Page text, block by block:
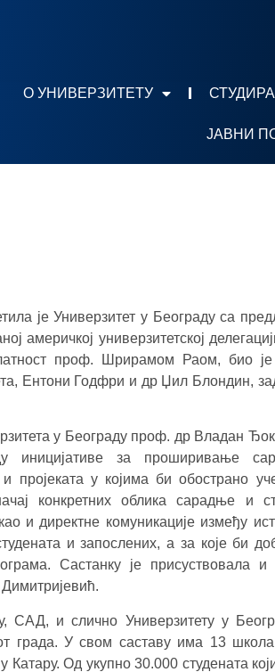
О УНИВЕРЗИТЕТУ
ЈАВНИ
је Универзитет у Београду са
америчкој универзитетској
проф. Шрирамом Раом, био
Ентони Годфри и др Џил Блондин,
у Београду проф. др Владан
иницијативе за проширивање
у којима би обострано
конкретних облика сарадње и
и директне комуникације између
и запослених, а за које би
Састанку је присуствовала и
САД, и слично Универзитету у
града. У свом саставу има 13
Катару. Од укупно 30.000 студената